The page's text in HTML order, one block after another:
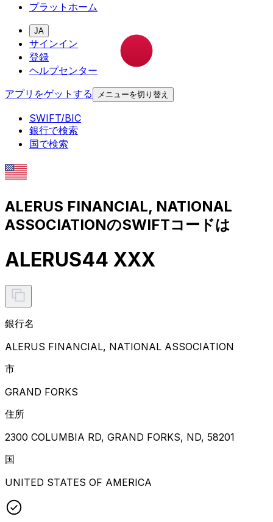
プラットホーム
JA
サインイン
登録
ヘルプセンター
アプリをゲットする
メニューを切り替え
SWIFT/BIC
銀行で検索
国で検索
ALERUS FINANCIAL, NATIONAL
ASSOCIATIONのSWIFTコードは
ALERUS44 XXX
銀行名
ALERUS FINANCIAL, NATIONAL ASSOCIATION
市
GRAND FORKS
住所
2300 COLUMBIA RD, GRAND FORKS, ND, 58201
国
UNITED STATES OF AMERICA